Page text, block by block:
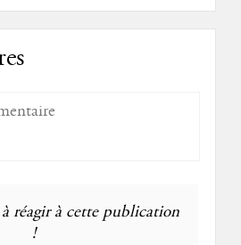
réagir à cette publication
!